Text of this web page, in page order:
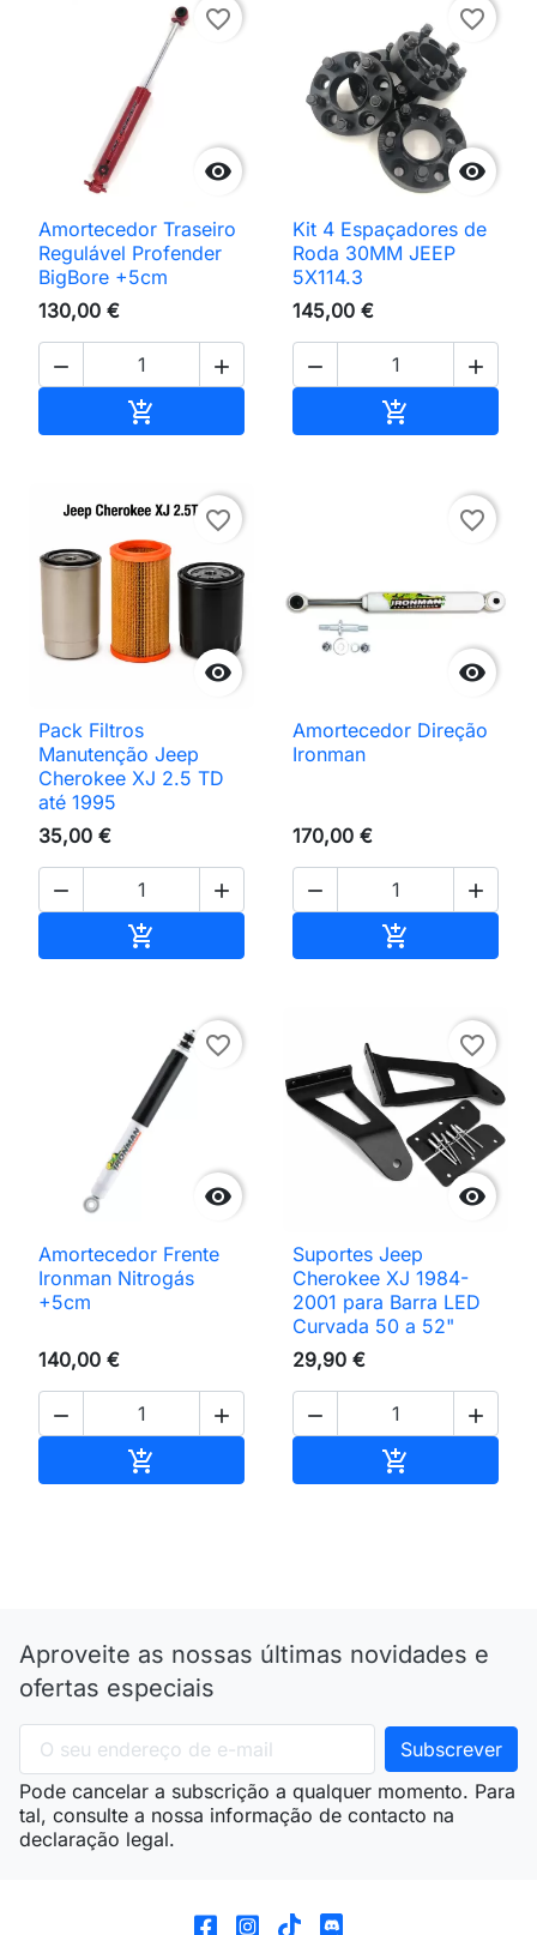

favorite_border
Amortecedor Traseiro
Regulável Profender
BigBore +5cm
130,00 €
 


favorite_border
Kit 4 Espaçadores de
Roda 30MM JEEP
5X114.3
145,00 €
 


favorite_border
Pack Filtros
Manutenção Jeep
Cherokee XJ 2.5 TD
até 1995
35,00 €
 


favorite_border
Amortecedor Direção
Ironman
170,00 €
 


favorite_border
Amortecedor Frente
Ironman Nitrogás
+5cm
140,00 €
 


favorite_border
Suportes Jeep
Cherokee XJ 1984-
2001 para Barra LED
Curvada 50 a 52"
29,90 €
 

Aproveite as nossas últimas novidades e
ofertas especiais
Pode cancelar a subscrição a qualquer momento. Para
tal, consulte a nossa informação de contacto na
declaração legal.